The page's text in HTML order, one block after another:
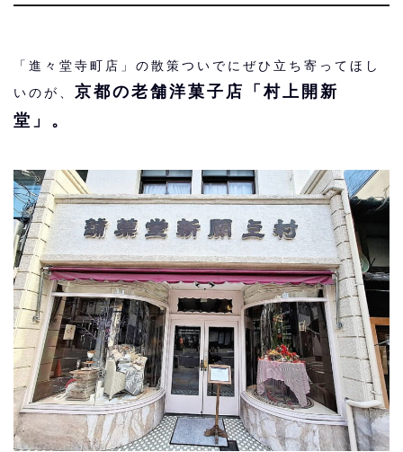
「進々堂寺町店」の散策ついでにぜひ立ち寄ってほし
いのが、 京都の老舗洋菓子店「村上開新
堂」。